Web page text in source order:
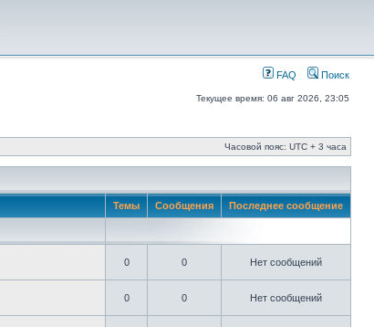
FAQ Поиск
Текущее время: 06 авг 2026, 23:05
Часовой пояс: UTC + 3 часа
Темы Сообщения Последнее сообщение
0 0 Нет сообщений
0 0 Нет сообщений